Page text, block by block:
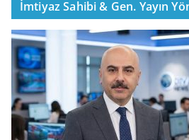
İmtiyaz Sahibi & Gen. Yayın